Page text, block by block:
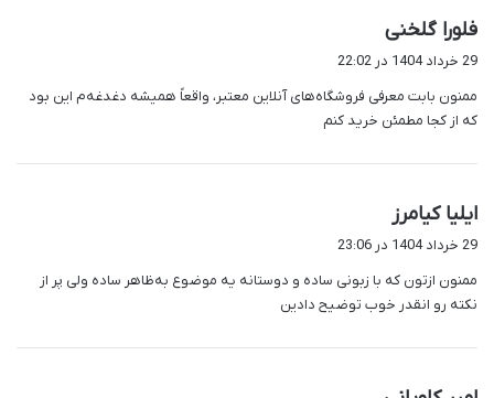
فلورا گلخنی
:
29 خرداد 1404 در 22:02
ممنون بابت معرفی فروشگاه‌های آنلاین معتبر، واقعاً همیشه دغدغه‌م این بود
که از کجا مطمئن خرید کنم
ایلیا کیامرز
:
29 خرداد 1404 در 23:06
ممنون ازتون که با زبونی ساده و دوستانه یه موضوع به‌ظاهر ساده ولی پر از
نکته رو انقدر خوب توضیح دادین